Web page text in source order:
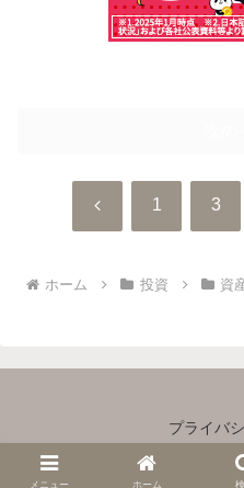
前 1 3
ホーム 投資 資
プライバ
Copyright © 2023 主婦×ゆ
メニュー ホーム